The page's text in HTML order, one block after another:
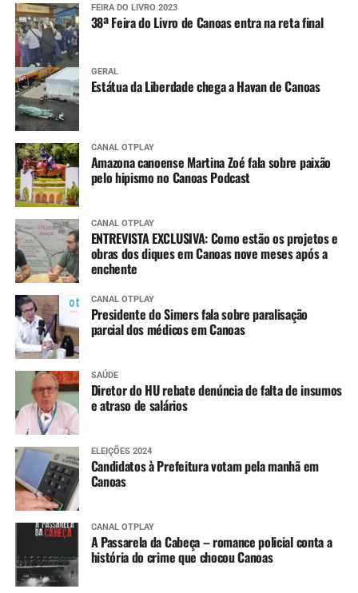
FEIRA DO LIVRO 2023
38ª Feira do Livro de Canoas entra na reta final
GERAL
Estátua da Liberdade chega a Havan de Canoas
CANAL OTPLAY
Amazona canoense Martina Zoé fala sobre paixão
pelo hipismo no Canoas Podcast
CANAL OTPLAY
ENTREVISTA EXCLUSIVA: Como estão os projetos e
obras dos diques em Canoas nove meses após a
enchente
CANAL OTPLAY
Presidente do Simers fala sobre paralisação
parcial dos médicos em Canoas
SAÚDE
Diretor do HU rebate denúncia de falta de insumos
e atraso de salários
ELEIÇÕES 2024
Candidatos à Prefeitura votam pela manhã em
Canoas
CANAL OTPLAY
A Passarela da Cabeça – romance policial conta a
história do crime que chocou Canoas